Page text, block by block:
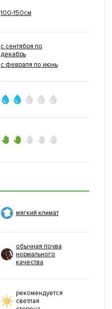
100-150см
с сентября по
декабрь
с февраля по июнь
мягкий климат
обычная почва
нормального
качества
рекомендуется
светлая